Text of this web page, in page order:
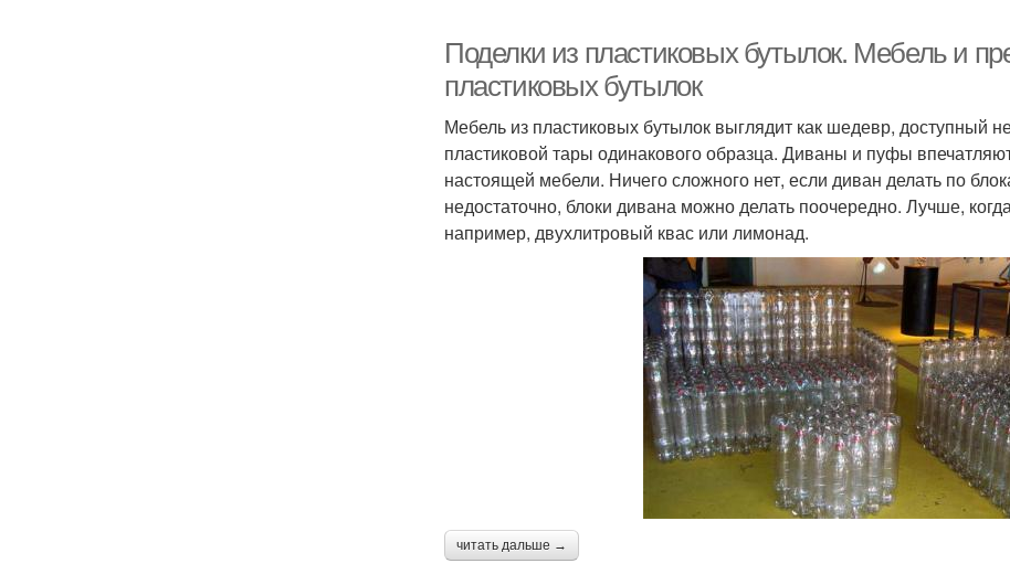
Поделки из пластиковых бутылок. Мебель и
пластиковых бутылок
Мебель из пластиковых бутылок выглядит как шедевр, доступный
пластиковой тары одинакового образца. Диваны и пуфы
настоящей мебели. Ничего сложного нет, если диван делать по
недостаточно, блоки дивана можно делать поочередно. Лучше,
например, двухлитровый квас или лимонад.
читать дальше →